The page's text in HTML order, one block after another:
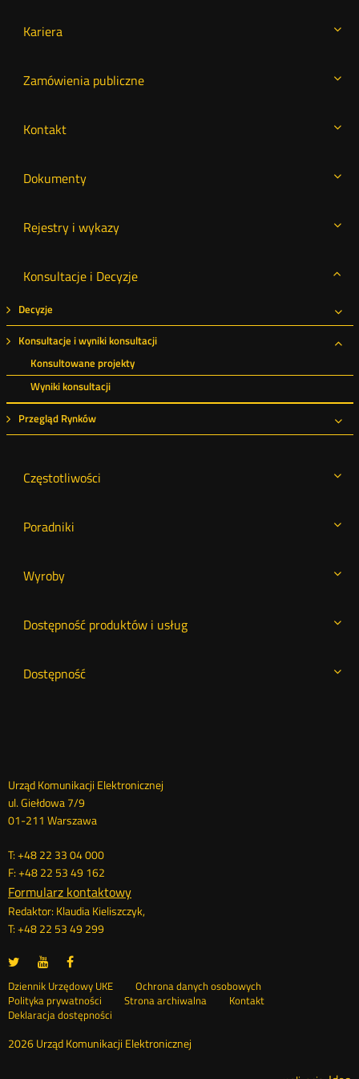
Kariera
Zamówienia publiczne
Kontakt
Dokumenty
Rejestry i wykazy
Konsultacje i Decyzje
Decyzje
Konsultacje i wyniki konsultacji
Konsultowane projekty
Wyniki konsultacji
Przegląd Rynków
Częstotliwości
Poradniki
Wyroby
Dostępność produktów i usług
Dostępność
Dane
kontaktowe
Urząd Komunikacji Elektronicznej
ul. Giełdowa 7/9
01-211 Warszawa
T: +48 22 33 04 000
F: +48 22 53 49 162
Formularz kontaktowy
Redaktor: Klaudia Kieliszczyk,
T: +48 22 53 49 299
UKE
portalu
Twitter
Otwórz
nowym
oknie
UKE
portalu
Youtube
Otwórz
nowym
oknie
portalu
Facebook
nowym
oknie
Stopka
menu
Dziennik Urzędowy UKE Otwórz
Ochrona danych osobowych
Polityka prywatności
Otwórz
w
oknie
Strona archiwalna
Kontakt
Deklaracja dostępności
2026 Urząd Komunikacji Elektronicznej